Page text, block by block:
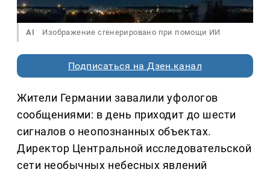
AI Изображение сгенерировано при помощи ИИ
Подписаться на Дзен.канал
Жители Германии завалили уфологов
сообщениями: в день приходит до шести
сигналов о неопознанных объектах.
Директор Центральной исследовательской
сети необычных небесных явлений